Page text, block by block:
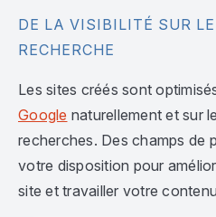
DE LA VISIBILITÉ SUR
RECHERCHE
Les sites créés sont
Google naturellement et sur
recherches. Des champs de
votre disposition pour
site et travailler votre